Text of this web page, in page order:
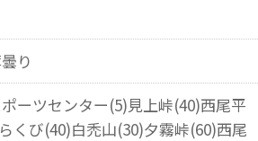
り
ーツセンター(5)見上峠(40)西尾平
くび(40)白禿山(30)夕霧峠(60)西尾